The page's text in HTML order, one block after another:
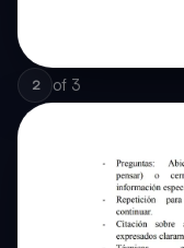
2 of 3